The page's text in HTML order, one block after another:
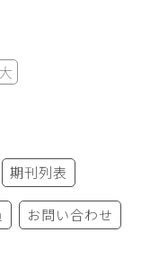
大
期刊列表
お問い合わせ